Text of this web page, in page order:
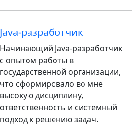
Java-разработчик
Начинающий Java-разработчик
с опытом работы в
государственной организации,
что сформировало во мне
высокую дисциплину,
ответственность и системный
подход к решению задач.